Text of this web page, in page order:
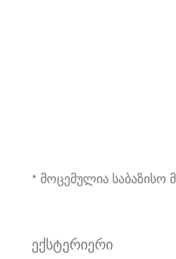
* მოცემულია
ექსტერიერი